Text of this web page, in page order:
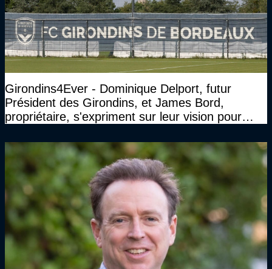
Girondins4Ever - Dominique Delport, futur
Président des Girondins, et James Bord,
propriétaire, s'expriment sur leur vision pour